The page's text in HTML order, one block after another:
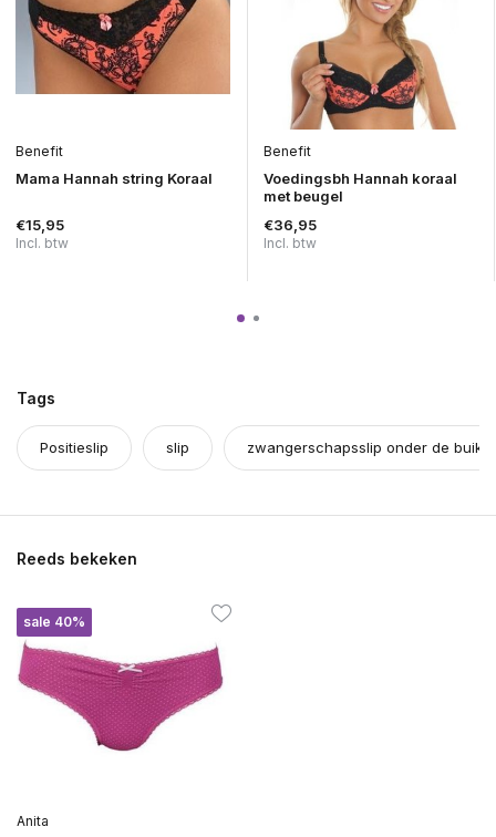
Benefit
Mama Hannah string Koraal
€15,95
Incl. btw
Benefit
Voedingsbh Hannah koraal
met beugel
€36,95
Incl. btw
Tags
Positieslip slip zwangerschapsslip onder de buik
Reeds bekeken
sale 40%
Anita